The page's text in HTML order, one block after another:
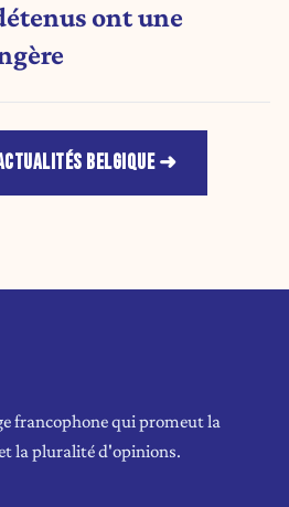
ont une
BELGIQUE
francophone qui promeut la
la pluralité d'opinions.